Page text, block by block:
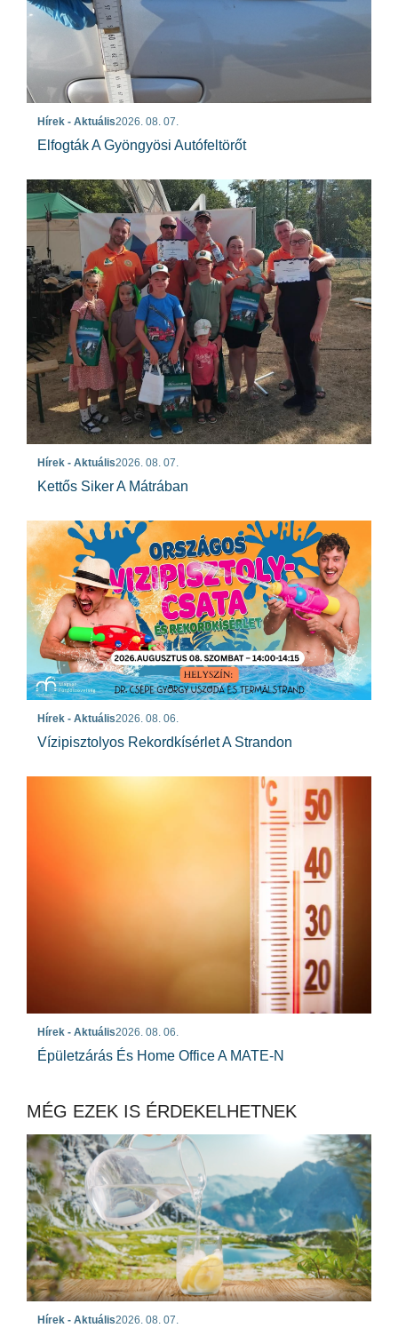
Hírek - Aktuális2026. 08. 07.
Elfogták A Gyöngyösi Autófeltörőt
Hírek - Aktuális2026. 08. 07.
Kettős Siker A Mátrában
Hírek - Aktuális2026. 08. 06.
Vízipisztolyos Rekordkísérlet A Strandon
Hírek - Aktuális2026. 08. 06.
Épületzárás És Home Office A MATE-N
MÉG EZEK IS ÉRDEKELHETNEK
Hírek - Aktuális2026. 08. 07.